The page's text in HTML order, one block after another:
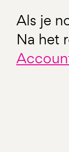
Als je
Na het